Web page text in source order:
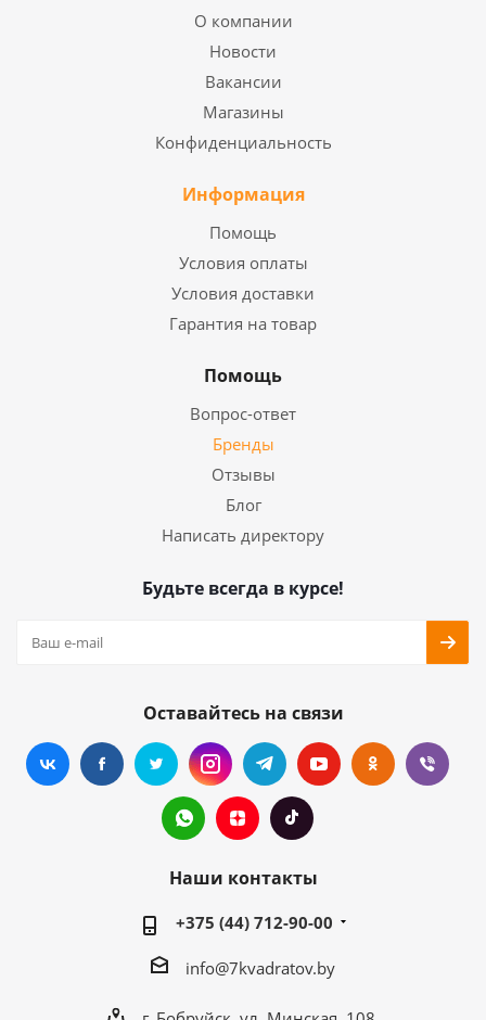
О компании
Новости
Вакансии
Магазины
Конфиденциальность
Информация
Помощь
Условия оплаты
Условия доставки
Гарантия на товар
Помощь
Вопрос-ответ
Бренды
Отзывы
Блог
Написать директору
Будьте всегда в курсе!
Оставайтесь на связи
Наши контакты
+375 (44) 712-90-00
info@7kvadratov.by